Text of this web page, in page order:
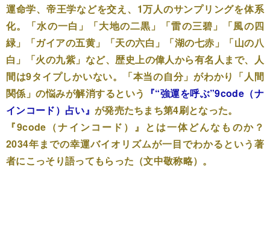
運命学、帝王学などを交え、1万人のサンプリングを体系
化。「水の一白」「大地の二黒」「雷の三碧」「風の四
緑」「ガイアの五黄」「天の六白」「湖の七赤」「山の八
白」「火の九紫」など、歴史上の偉人から有名人まで、人
間は9タイプしかいない。「本当の自分」がわかり「人間
関係」の悩みが解消するという 『“強運を呼ぶ”9code（ナ
インコード）占い』 が発売たちまち第4刷となった。
『9code（ナインコード）』とは一体どんなものか？
2034年までの幸運バイオリズムが一目でわかるという著
者にこっそり語ってもらった（文中敬称略）。